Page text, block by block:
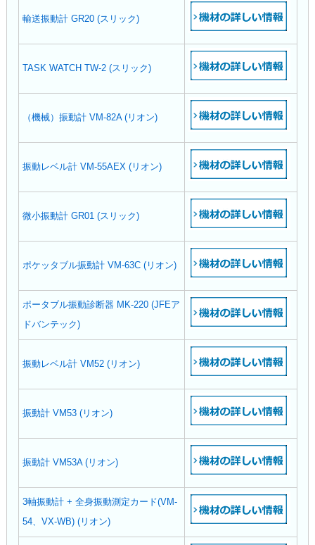
輸送振動計 GR20 (スリック)
TASK WATCH TW-2 (スリック)
（機械）振動計 VM-82A (リオン)
振動レベル計 VM-55AEX (リオン)
微小振動計 GR01 (スリック)
ポケッタブル振動計 VM-63C (リオン)
ポータブル振動診断器 MK-220 (JFEア
ドバンテック)
振動レベル計 VM52 (リオン)
振動計 VM53 (リオン)
振動計 VM53A (リオン)
3軸振動計 + 全身振動測定カード(VM-
54、VX-WB) (リオン)